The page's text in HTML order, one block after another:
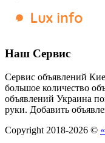
Наш Сервис
Сервис объявлений
большое количество
объявлений Украина
руки. Добавить
Copyright 2018-2026 ©